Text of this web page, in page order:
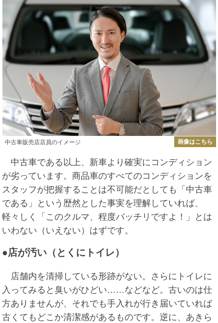
中古車販売店店員のイメージ 画像はこちら
中古車である以上、新車より確実にコンディション
が劣っています。商品車のすべてのコンディションを
スタッフが把握することは不可能だとしても「中古車
である」という歴然とした事実を理解していれば、
軽々しく「このクルマ、程度バッチリですよ！」とは
いわない（いえない）はずです。
●店が汚い（とくにトイレ）
店舗内を清掃している形跡がない。さらにトイレに
入ってみると臭いがひどい……などなど。古いのは仕
方ありませんが、それでも手入れが行き届いていれば
古くてもどこか清潔感があるものです。逆に、あきら